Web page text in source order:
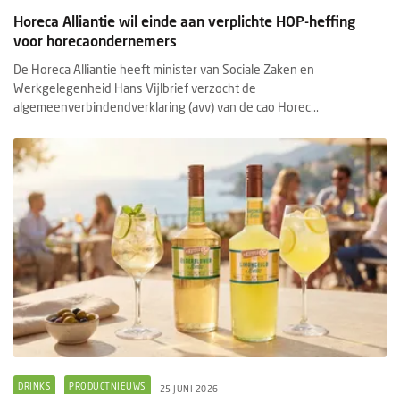
Horeca Alliantie wil einde aan verplichte HOP-heffing
voor horecaondernemers
De Horeca Alliantie heeft minister van Sociale Zaken en
Werkgelegenheid Hans Vijlbrief verzocht de
algemeenverbindendverklaring (avv) van de cao Horec...
DRINKS PRODUCTNIEUWS 25 JUNI 2026